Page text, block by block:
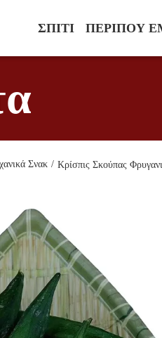
ΣΠΊΤΙ ΠΕΡΊΠΟΥ
Σνακ / Κρίσπις Σκούπας